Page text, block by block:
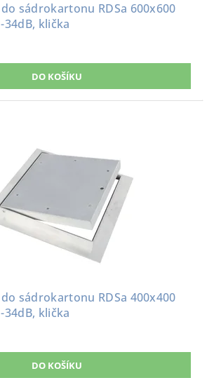
sádrokartonu RDSa 600x600
klička
sádrokartonu RDSa 400x400
klička